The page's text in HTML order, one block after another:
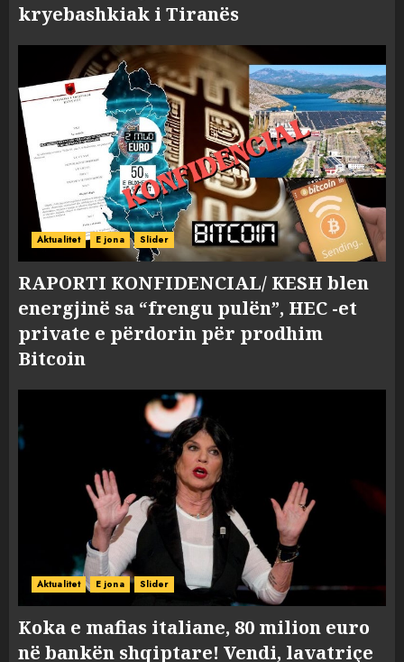
kryebashkiak i Tiranës
Aktualitet E jona Slider
RAPORTI KONFIDENCIAL/ KESH blen
energjinë sa “frengu pulën”, HEC -et
private e përdorin për prodhim
Bitcoin
Aktualitet E jona Slider
Koka e mafias italiane, 80 milion euro
në bankën shqiptare! Vendi, lavatriçe